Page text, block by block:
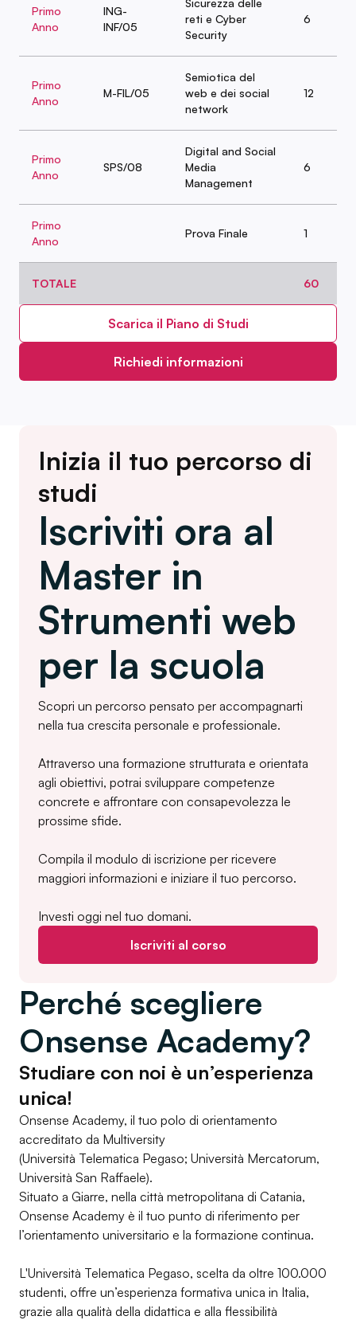
Primo
Anno
ING-
INF/05
Sicurezza delle
reti e Cyber
Security
6
Primo
Anno
M-FIL/05
Semiotica del
web e dei social
network
12
Primo
Anno
SPS/08
Digital and Social
Media
Management
6
Primo
Anno
Prova Finale 1
TOTALE 60
Scarica il Piano di Studi
Richiedi informazioni
Inizia il tuo percorso di
studi
Iscriviti ora al
Master in
Strumenti web
per la scuola
Scopri un percorso pensato per accompagnarti
nella tua crescita personale e professionale.
Attraverso una formazione strutturata e orientata
agli obiettivi, potrai sviluppare competenze
concrete e affrontare con consapevolezza le
prossime sfide.
Compila il modulo di iscrizione per ricevere
maggiori informazioni e iniziare il tuo percorso.
Investi oggi nel tuo domani.
Iscriviti al corso
Perché scegliere
Onsense Academy?
Studiare con noi è un’esperienza
unica!
Onsense Academy, il tuo polo di orientamento
accreditato da Multiversity
(Università Telematica Pegaso; Università Mercatorum,
Università San Raffaele).
Situato a Giarre, nella città metropolitana di Catania,
Onsense Academy è il tuo punto di riferimento per
l’orientamento universitario e la formazione continua.
L'Università Telematica Pegaso, scelta da oltre 100.000
studenti, offre un’esperienza formativa unica in Italia,
grazie alla qualità della didattica e alla flessibilità